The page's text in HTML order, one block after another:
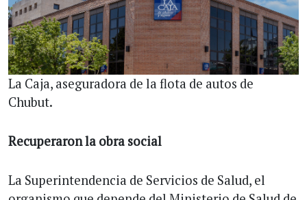
La Caja, aseguradora de la flota de autos de
Chubut.
Recuperaron la obra social
La Superintendencia de Servicios de Salud, el